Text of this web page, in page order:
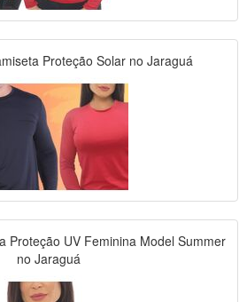
Proteção Solar no Jaraguá
Proteção UV Feminina Model Summer
no Jaraguá